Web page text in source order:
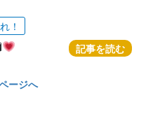
！
記事を読む
ージへ